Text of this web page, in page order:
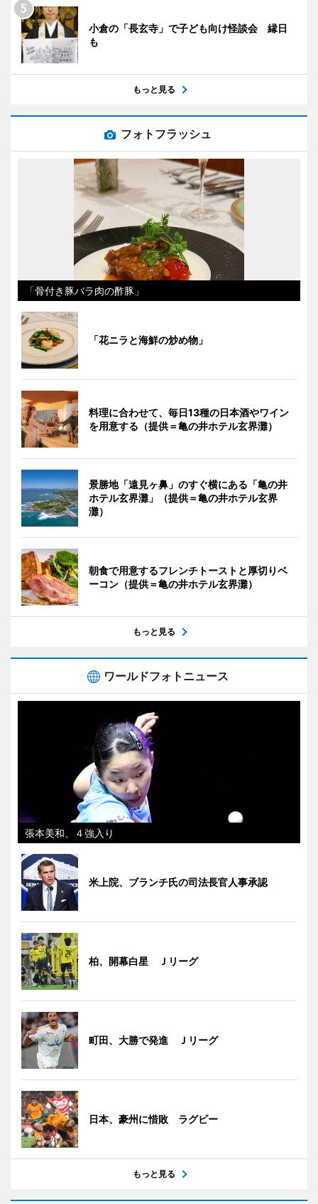
小倉の「長玄寺」で子ども向け怪談会 縁日
も
もっと見る
フォトフラッシュ
「骨付き豚バラ肉の酢豚」
「花ニラと海鮮の炒め物」
料理に合わせて、毎日13種の日本酒やワイン
を用意する（提供＝亀の井ホテル玄界灘）
景勝地「遠見ヶ鼻」のすぐ横にある「亀の井
ホテル玄界灘」（提供＝亀の井ホテル玄界
灘）
朝食で用意するフレンチトーストと厚切りベ
ーコン（提供＝亀の井ホテル玄界灘）
もっと見る
ワールドフォトニュース
張本美和、４強入り
米上院、ブランチ氏の司法長官人事承認
柏、開幕白星 Ｊリーグ
町田、大勝で発進 Ｊリーグ
日本、豪州に惜敗 ラグビー
もっと見る